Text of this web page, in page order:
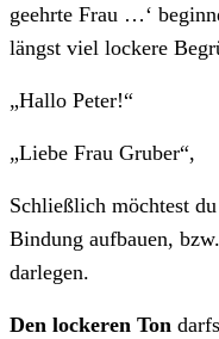
geehrte Frau …‘
längst viel lockere
„Hallo Peter!“
„Liebe Frau Gruber“,
Schließlich möchtest
Bindung aufbauen,
darlegen.
Den lockeren Ton